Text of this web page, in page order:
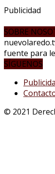
Publicidad
SOBRE
fuente para
SÍGUENOS
© 2021